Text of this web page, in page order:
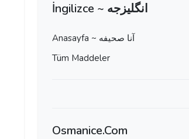
İngilizce ~ انگلیزجه
Anasayfa ~ آنا صحيفه
Tüm Maddeler
Osmanice.Com